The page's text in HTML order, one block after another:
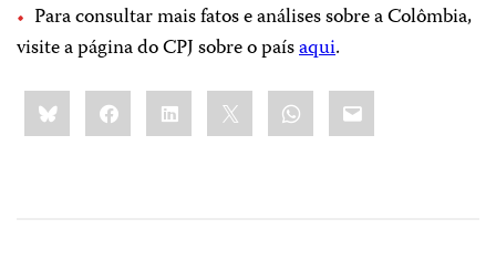
Para consultar mais fatos e análises sobre a Colômbia,
visite a página do CPJ sobre o paísaqui.
Share
this:BlueskyFacebookLinkedIn WhatsApp
Email